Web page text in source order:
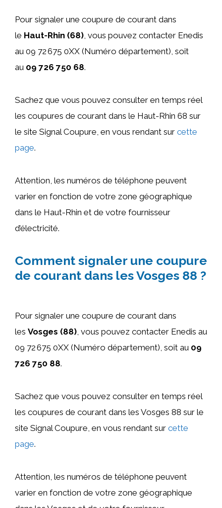
Pour signaler une coupure de courant dans
le Haut-Rhin (68), vous pouvez contacter Enedis
au 09 72 675 0XX (Numéro département), soit
au 09 726 750 68.
Sachez que vous pouvez consulter en temps réel
les coupures de courant dans le Haut-Rhin 68 sur
le site Signal Coupure, en vous rendant sur cette
page.
Attention, les numéros de téléphone peuvent
varier en fonction de votre zone géographique
dans le Haut-Rhin et de votre fournisseur
d’électricité.
Comment signaler une coupure
de courant dans les Vosges 88 ?
Pour signaler une coupure de courant dans
les Vosges (88), vous pouvez contacter Enedis au
09 72 675 0XX (Numéro département), soit au 09
726 750 88.
Sachez que vous pouvez consulter en temps réel
les coupures de courant dans les Vosges 88 sur le
site Signal Coupure, en vous rendant sur cette
page.
Attention, les numéros de téléphone peuvent
varier en fonction de votre zone géographique